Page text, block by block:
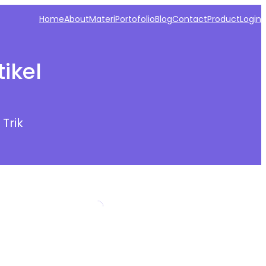
HomeAboutMateriPortofolioBlogContactProductLogin